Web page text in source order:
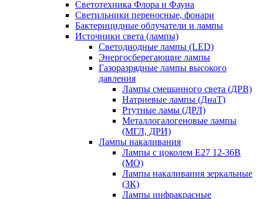
Светотехника Флора и Фауна
Светильники переносные, фонари
Бактерицидные облучатели и лампы
Источники света (лампы)
Светодиодные лампы (LED)
Энергосберегающие лампы
Газоразрядные лампы высокого
давления
Лампы смешанного света (ДРВ)
Натриевые лампы (ДнаТ)
Ртутные ламы (ДРЛ)
Металлогалогеновые лампы
(МГЛ, ДРИ)
Лампы накаливания
Лампы с цоколем Е27 12-36В
(МО)
Лампы накаливания зеркальные
(ЗК)
Лампы инфракрасные